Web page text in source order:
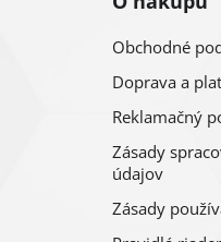
Obchodné
Doprava a
Reklamačný
Zásady
údajov
Zásady